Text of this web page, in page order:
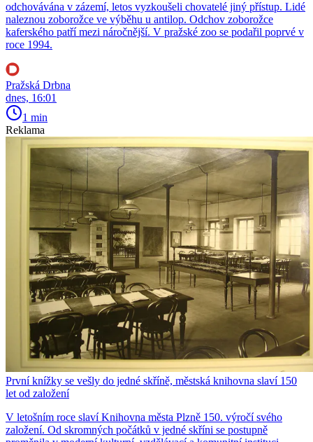
odchovávána v zázemí, letos vyzkoušeli chovatelé jiný přístup. Lidé
naleznou zoborožce ve výběhu u antilop. Odchov zoborožce
kaferského patří mezi náročnější. V pražské zoo se podařil poprvé v
roce 1994.
Pražská Drbna
dnes, 16:01
1 min
Reklama
První knížky se vešly do jedné skříně, městská knihovna slaví 150
let od založení
V letošním roce slaví Knihovna města Plzně 150. výročí svého
založení. Od skromných počátků v jedné skříni se postupně